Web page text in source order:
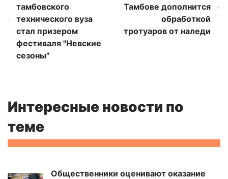
тамбовского
технического вуза
стал призером
фестиваля "Невские
сезоны"
Тамбове дополнится
обработкой
тротуаров от наледи
Интересные новости по
теме
Общественники оценивают оказание